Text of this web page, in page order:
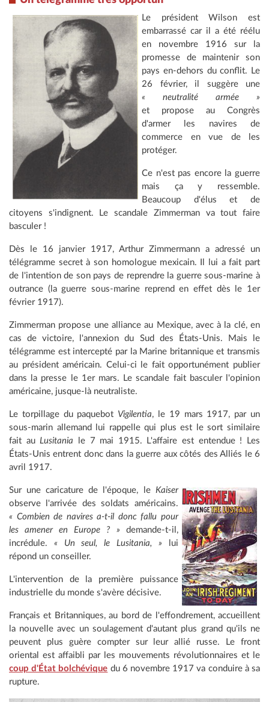
Le président Wilson est
embarrassé car il a été réélu
en novembre 1916 sur la
promesse de maintenir son
pays en-dehors du conflit. Le
26 février, il suggère une
« neutralité armée »
et propose au Congrès
d'armer les navires de
commerce en vue de les
protéger.
Ce n'est pas encore la guerre
mais ça y ressemble.
Beaucoup d'élus et de
citoyens s'indignent. Le scandale Zimmerman va tout faire
basculer !
Dès le 16 janvier 1917, Arthur Zimmermann a adressé un
télégramme secret à son homologue mexicain. Il lui a fait part
de l'intention de son pays de reprendre la guerre sous-marine à
outrance (la guerre sous-marine reprend en effet dès le 1er
février 1917).
Zimmerman propose une alliance au Mexique, avec à la clé, en
cas de victoire, l'annexion du Sud des États-Unis. Mais le
télégramme est intercepté par la Marine britannique et transmis
au président américain. Celui-ci le fait opportunément publier
dans la presse le 1er mars. Le scandale fait basculer l'opinion
américaine, jusque-là neutraliste.
Le torpillage du paquebot Vigilentia, le 19 mars 1917, par un
sous-marin allemand lui rappelle qui plus est le sort similaire
fait au Lusitania le 7 mai 1915. L'affaire est entendue ! Les
États-Unis entrent donc dans la guerre aux côtés des Alliés le 6
avril 1917.
Sur une caricature de l'époque, le Kaiser
observe l'arrivée des soldats américains.
« Combien de navires a-t-il donc fallu pour
les amener en Europe ? » demande-t-il,
incrédule. « Un seul, le Lusitania, » lui
répond un conseiller.
L'intervention de la première puissance
industrielle du monde s'avère décisive.
Français et Britanniques, au bord de l'effondrement, accueillent
la nouvelle avec un soulagement d'autant plus grand qu'ils ne
peuvent plus guère compter sur leur allié russe. Le front
oriental est affaibli par les mouvements révolutionnaires et le
coup d'État bolchévique du 6 novembre 1917 va conduire à sa
rupture.